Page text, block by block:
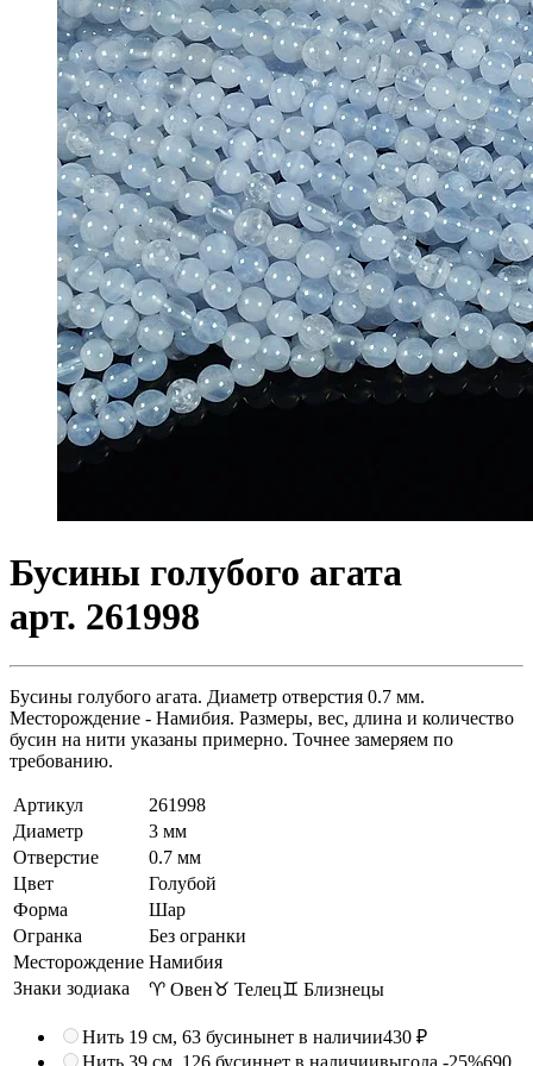
Бусины голубого агата
арт. 261998
Бусины голубого агата. Диаметр отверстия 0.7 мм.
Месторождение - Намибия. Размеры, вес, длина и количество
бусин на нити указаны примерно. Точнее замеряем по
требованию.
Артикул
261998
Диаметр
3 мм
Отверстие
0.7 мм
Цвет
Голубой
Форма
Шар
Огранка
Без огранки
Месторождение Намибия
Знаки зодиака
♈ Овен♉ Телец♊ Близнецы
Нить 19 см, 63 бусинынет в наличии430 ₽
Нить 39 см, 126 бусиннет в наличиивыгода -25%690